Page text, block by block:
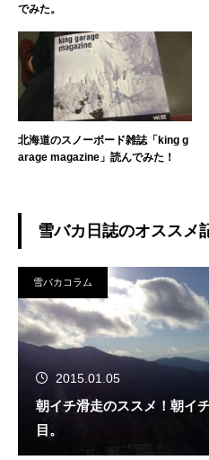
でみた。
北海道のスノーボード雑誌「king g
arage magazine」読んでみた！
雪バカ日誌のオススメ
雪バカコラム
2015.01.05
朝イチ滑走のススメ！朝イ
目。